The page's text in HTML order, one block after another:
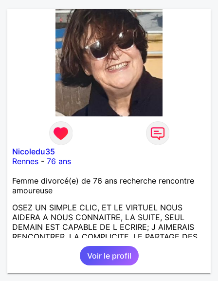
Nicoledu35
Rennes - 76 ans
Femme divorcé(e) de 76 ans recherche rencontre
amoureuse
OSEZ UN SIMPLE CLIC, ET LE VIRTUEL NOUS
AIDERA A NOUS CONNAITRE, LA SUITE, SEUL
DEMAIN EST CAPABLE DE L ECRIRE; J AIMERAIS
RENCONTRER, LA COMPLICITE, LE PARTAGE DES
BELLES CHOSES DE LA VIE : BALADES, VOYAGES
EN FRANCE OU AILLEURS. ETRE A L ECOUTE DE L
AUTRE, ET LA VIE SERA PLUS BELLE
ENCORE.....................
Voir le profil